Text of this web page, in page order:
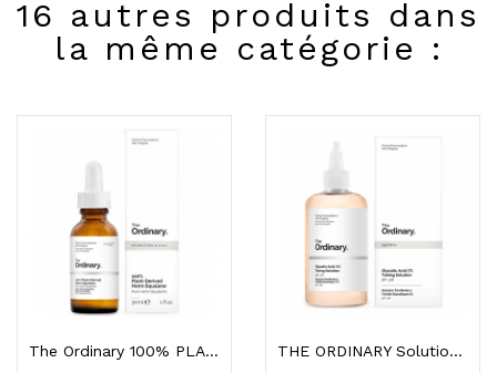
16 autres produits dans
la même catégorie :
The Ordinary 100% PLANT-DERIVED HEMI-SQUALANE THE ORDINARY Solution Tonique À 7% D'acide...